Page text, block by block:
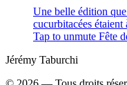
Une belle édition
cucurbitacées
Tap to unmute Fête
Jérémy Taburchi